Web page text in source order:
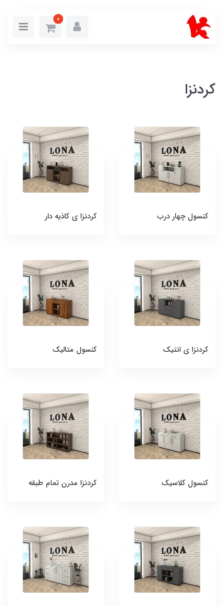
0
کردنزا
کنسول چهار درب کردنزا ی کاذیه دار
کردنزا ی انتیک کنسول متالیک
کنسول کلاسیک کردنزا مدرن تمام طبقه